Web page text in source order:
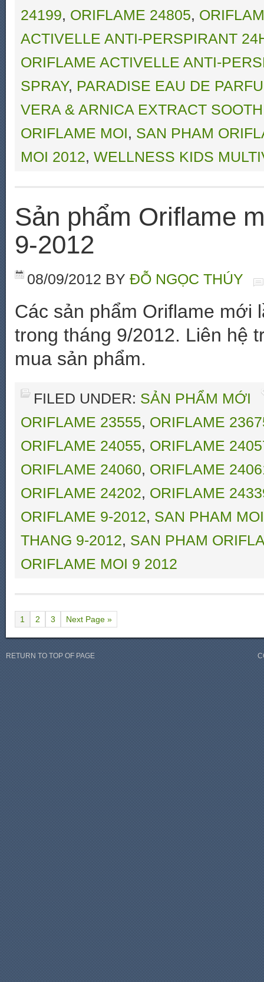
24199, ORIFLAME 24805,
ACTIVELLE ANTI-PERSPIRANT
ORIFLAME ACTIVELLE ANTI-
SPRAY, PARADISE EAU DE
VERA & ARNICA EXTRACT
ORIFLAME MOI, SAN PHAM
MOI 2012, WELLNESS KIDS
Sản phẩm Oriflame
9-2012
08/09/2012 BY ĐỖ NGỌC THÚY
Các sản phẩm Oriflame
trong tháng 9/2012. Liên hệ
mua sản phẩm.
FILED UNDER: SẢN PHẨM MỚI
ORIFLAME 23555, ORIFLAME
ORIFLAME 24055, ORIFLAME
ORIFLAME 24060, ORIFLAME
ORIFLAME 24202, ORIFLAME
ORIFLAME 9-2012, SAN PHAM MOI
THANG 9-2012, SAN PHAM
ORIFLAME MOI 9 2012
1 2 3 Next Page »
RETURN TO TOP OF PAGE